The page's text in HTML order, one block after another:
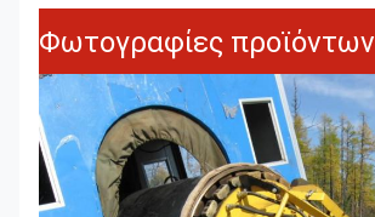
Φωτογραφίες προϊόντων